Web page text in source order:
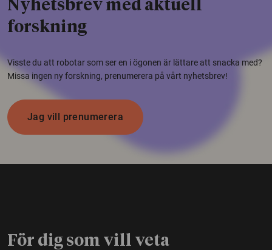
Nyhetsbrev med aktuell
forskning
Visste du att robotar som ser en i ögonen är lättare att snacka med?
Missa ingen ny forskning, prenumerera på vårt nyhetsbrev!
Jag vill prenumerera
För dig som vill veta